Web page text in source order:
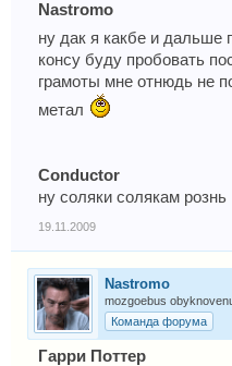
Nastromo
ну дак я какбе и дальше
консу буду пробовать
грамоты мне отнюдь не
метал
Conductor
ну соляки солякам рознь
19.11.2009
Nastromo
mozgoebus
Команда форума
Гарри Поттер